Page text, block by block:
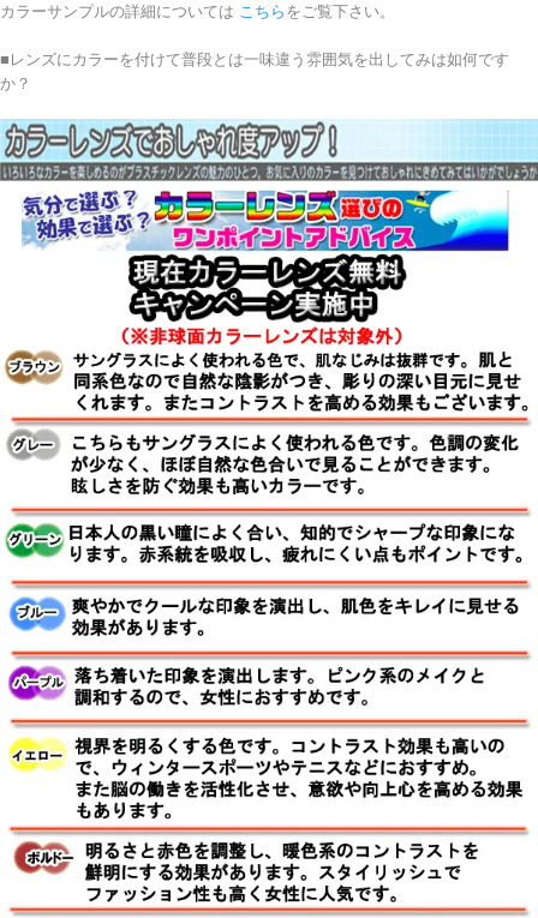
カラーサンプルの詳細については こちら をご覧下さい。
■レンズにカラーを付けて普段とは一味違う雰囲気を出してみは如何です
か？